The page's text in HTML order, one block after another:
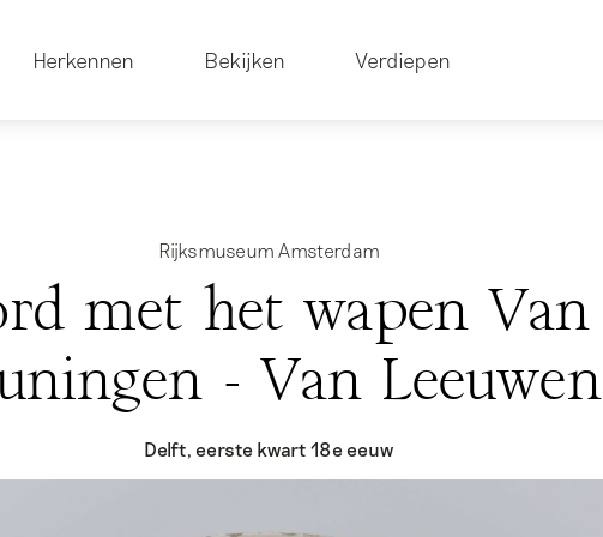
Herkennen Bekijken Verdiepen
Rijksmuseum Amsterdam
met het wapen Van
- Van Leeuwen
Delft, eerste kwart 18e eeuw